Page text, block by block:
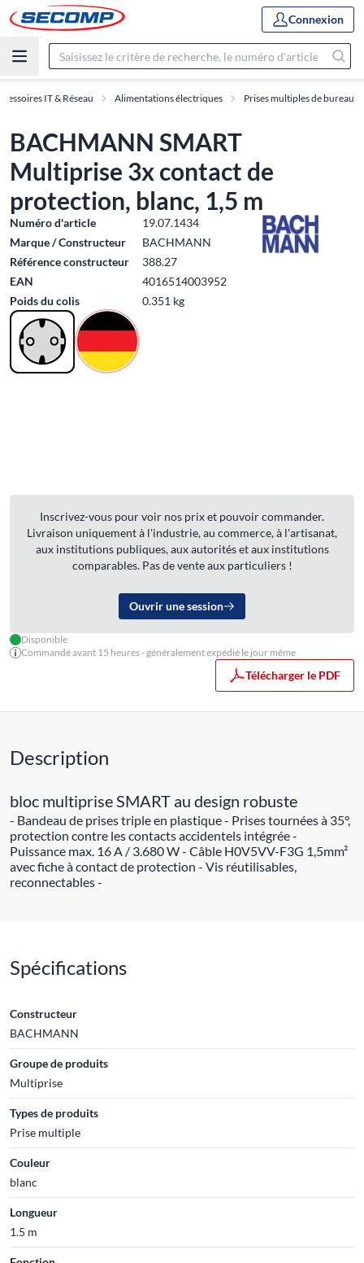
Connexion
IT & Réseau Alimentations électriques Prises multiples de bureau
BACHMANN SMART
Multiprise 3x contact de
protection, blanc, 1,5 m
Numéro d'article
19.07.1434
Marque / Constructeur
BACHMANN
Référence constructeur
388.27
EAN
4016514003952
Poids du colis
0.351 kg
Inscrivez-vous pour voir nos prix et pouvoir commander.
Livraison uniquement à l'industrie, au commerce, à l'artisanat,
aux institutions publiques, aux autorités et aux institutions
comparables. Pas de vente aux particuliers !
Ouvrir une session
Disponible
Commandé avant 15 heures - généralement expédié le jour même
Télécharger le PDF
Description
bloc multiprise SMART au design robuste
- Bandeau de prises triple en plastique - Prises tournées à 35°,
protection contre les contacts accidentels intégrée -
Puissance max. 16 A / 3.680 W - Câble H0V5VV-F3G 1,5mm²
avec fiche à contact de protection - Vis réutilisables,
reconnectables -
Spécifications
Constructeur
BACHMANN
Groupe de produits
Multiprise
Types de produits
Prise multiple
Couleur
blanc
Longueur
1.5 m